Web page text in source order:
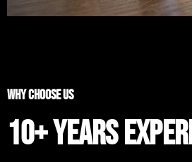
WHY CHOOSE US
10+ YEARS